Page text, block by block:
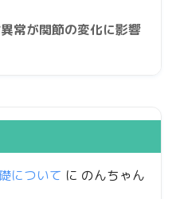
常が関節の変化に影響
について に のんちゃん